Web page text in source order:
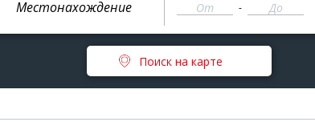
-
Поиск на карте